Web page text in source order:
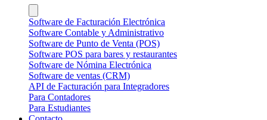
Software de Facturación Electrónica
Software Contable y Administrativo
Software de Punto de Venta (POS)
Software POS para bares y restaurantes
Software de Nómina Electrónica
Software de ventas (CRM)
API de Facturación para Integradores
Para Contadores
Para Estudiantes